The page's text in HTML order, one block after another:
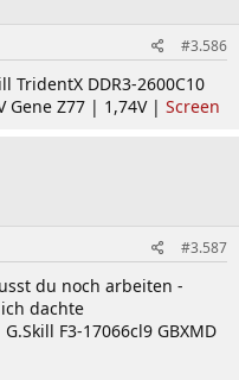
#3.586
TridentX DDR3-2600C10
Gene Z77 | 1,74V | Screen
#3.587
du noch arbeiten -
dachte
F3-17066cl9 GBXMD